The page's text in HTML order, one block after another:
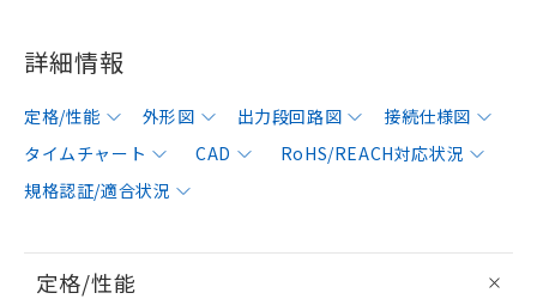
詳細情報
定格/性能 外形図 出力段回路図
接続仕様図
タイムチャート
CAD
RoHS/REACH対応状況
規格認証/適合状況
定格/性能